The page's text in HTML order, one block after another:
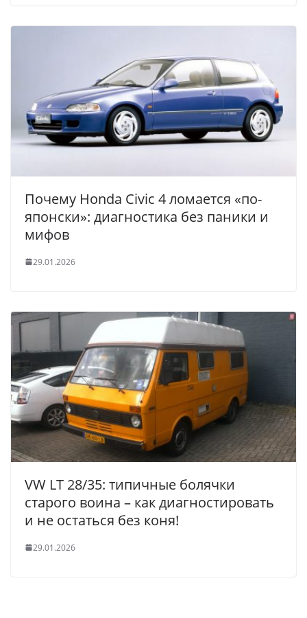
Почему Honda Civic 4 ломается «по-
японски»: диагностика без паники и
мифов
29.01.2026
VW LT 28/35: типичные болячки
старого воина – как диагностировать
и не остаться без коня!
29.01.2026